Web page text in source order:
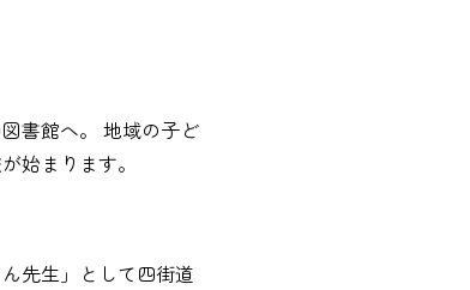
書館へ。 地域の子ど
始まります。
先生」として四街道